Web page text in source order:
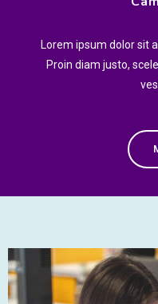
Lorem ipsum dolor sit
Proin diam justo,